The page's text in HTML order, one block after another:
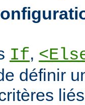
If,
définir